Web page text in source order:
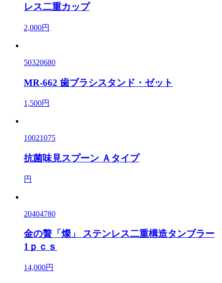
レス二重カップ
2,000円
50320680
MR-662 歯ブラシスタンド・ゼット
1,500円
10021075
抗菌味見スプーン Ａタイプ
円
20404780
金の贅「燦」 ステンレス二重構造タンブラー
1ｐｃｓ
14,000円